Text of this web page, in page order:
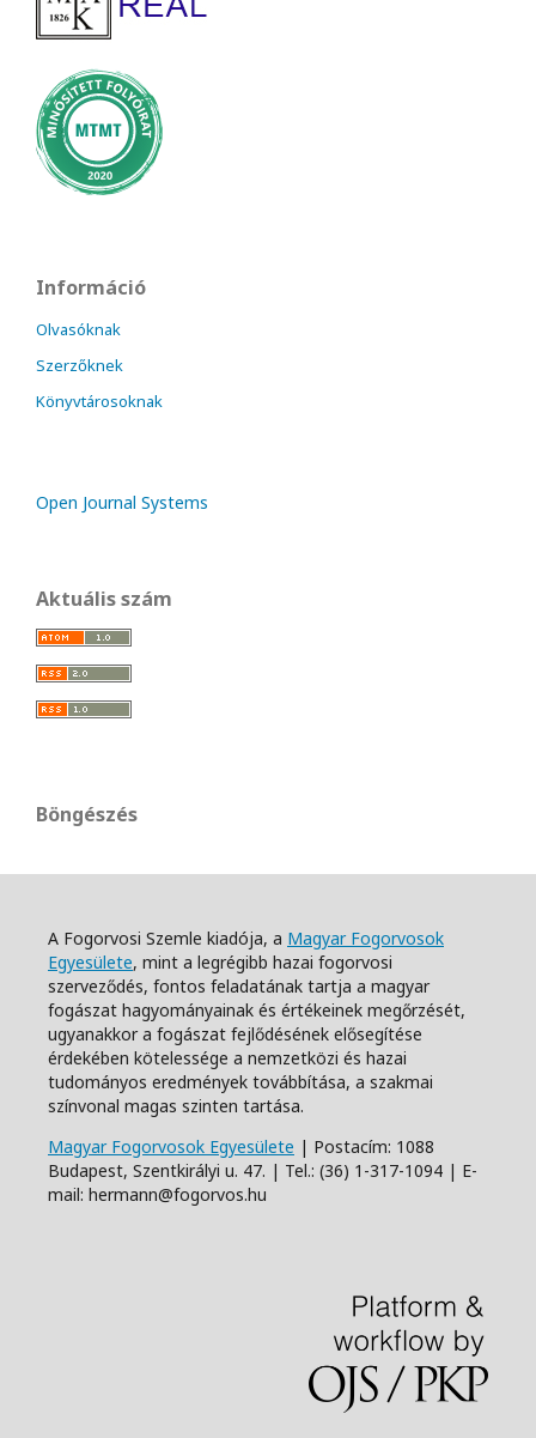
Információ
Olvasóknak
Szerzőknek
Könyvtárosoknak
Open Journal Systems
Aktuális szám
Böngészés
A Fogorvosi Szemle kiadója, a Magyar Fogorvosok
Egyesülete, mint a legrégibb hazai fogorvosi
szerveződés, fontos feladatának tartja a magyar
fogászat hagyományainak és értékeinek megőrzését,
ugyanakkor a fogászat fejlődésének elősegítése
érdekében kötelessége a nemzetközi és hazai
tudományos eredmények továbbítása, a szakmai
színvonal magas szinten tartása.
Magyar Fogorvosok Egyesülete | Postacím: 1088
Budapest, Szentkirályi u. 47. | Tel.: (36) 1-317-1094 | E-
mail: hermann@fogorvos.hu